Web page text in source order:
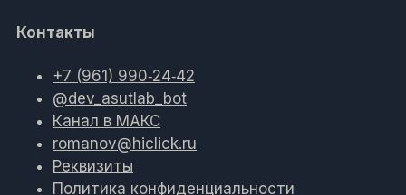
Контакты
+7 (961) 990‑24‑42
@dev_asutlab_bot
Канал в МАКС
romanov@hiclick.ru
Реквизиты
Политика конфиденциальности